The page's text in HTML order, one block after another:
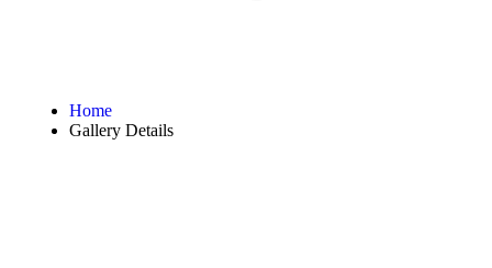
Home
Gallery Details